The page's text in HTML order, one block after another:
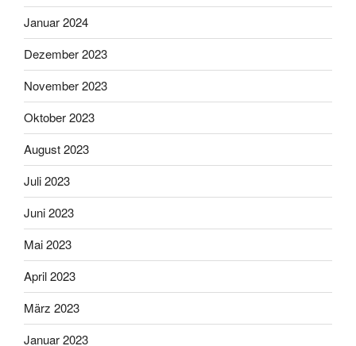
Januar 2024
Dezember 2023
November 2023
Oktober 2023
August 2023
Juli 2023
Juni 2023
Mai 2023
April 2023
März 2023
Januar 2023